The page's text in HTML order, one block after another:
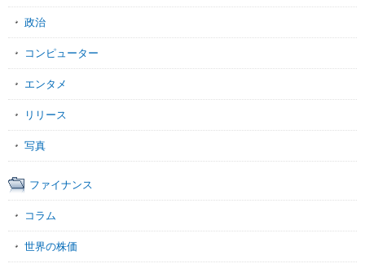
政治
コンピューター
エンタメ
リリース
写真
ファイナンス
コラム
世界の株価